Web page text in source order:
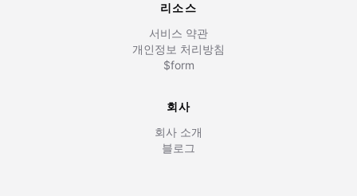
리소스
서비스 약관
개인정보 처리방침
$form
회사
회사 소개
블로그